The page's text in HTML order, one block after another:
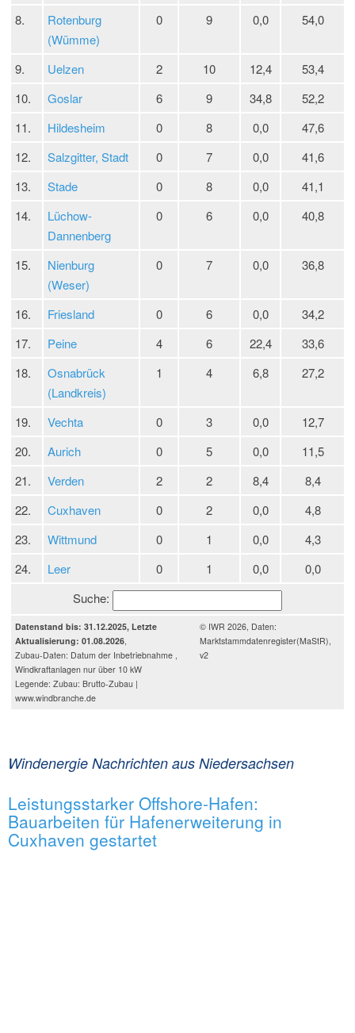
8.
Rotenburg
(Wümme)
0 9 0,0 54,0
9. Uelzen 2 10 12,4
53,4
10.
Goslar 6 9 34,8
52,2
11.
Hildesheim 0 8 0,0
47,6
12.
Salzgitter, Stadt 0 7 0,0
41,6
13.
Stade 0 8 0,0
41,1
14.
Lüchow-
Dannenberg
0 6 0,0 40,8
15.
Nienburg
(Weser)
0 7 0,0 36,8
16. Friesland 0 6 0,0
34,2
17.
Peine 4 6 22,4
33,6
18.
Osnabrück
(Landkreis)
1 4 6,8 27,2
19. Vechta 0 3 0,0
12,7
20.
Aurich 0 5 0,0
11,5
21.
Verden 2 2 8,4
8,4
22.
Cuxhaven 0 2 0,0
4,8
23.
Wittmund 0 1 0,0
4,3
24.
Leer 0 1 0,0
0,0
Suche:
Datenstand bis: 31.12.2025, Letzte
Aktualisierung: 01.08.2026,
Zubau-Daten: Datum der Inbetriebnahme ,
Windkraftanlagen nur über 10 kW
Legende: Zubau: Brutto-Zubau |
www.windbranche.de
© IWR 2026, Daten:
Marktstammdatenregister(MaStR),
v2
Windenergie Nachrichten aus Niedersachsen
Leistungsstarker Offshore-Hafen:
Bauarbeiten für Hafenerweiterung in
Cuxhaven gestartet